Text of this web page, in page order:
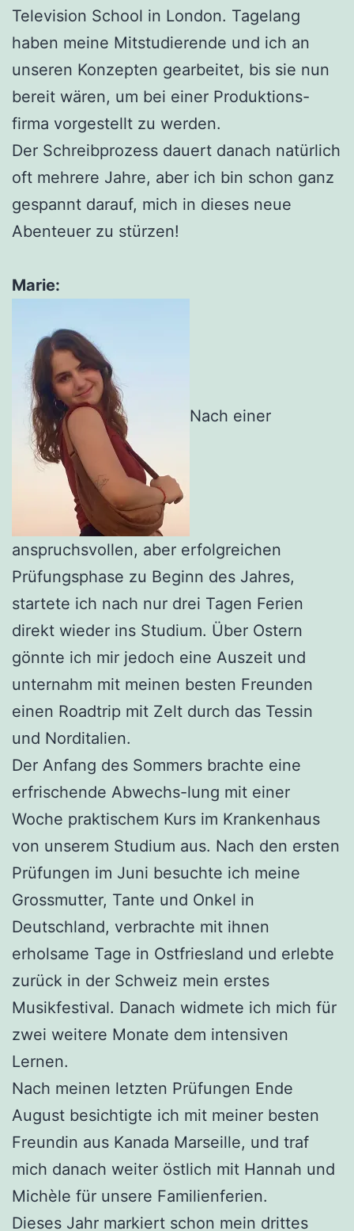
Television School in London. Tagelang
haben meine Mitstudierende und ich an
unseren Konzepten gearbeitet, bis sie nun
bereit wären, um bei einer Produktions-
firma vorgestellt zu werden.
Der Schreibprozess dauert danach natürlich
oft mehrere Jahre, aber ich bin schon ganz
gespannt darauf, mich in dieses neue
Abenteuer zu stürzen!
Marie:
Nach einer
anspruchsvollen, aber erfolgreichen
Prüfungsphase zu Beginn des Jahres,
startete ich nach nur drei Tagen Ferien
direkt wieder ins Studium. Über Ostern
gönnte ich mir jedoch eine Auszeit und
unternahm mit meinen besten Freunden
einen Roadtrip mit Zelt durch das Tessin
und Norditalien.
Der Anfang des Sommers brachte eine
erfrischende Abwechs-lung mit einer
Woche praktischem Kurs im Krankenhaus
von unserem Studium aus. Nach den ersten
Prüfungen im Juni besuchte ich meine
Grossmutter, Tante und Onkel in
Deutschland, verbrachte mit ihnen
erholsame Tage in Ostfriesland und erlebte
zurück in der Schweiz mein erstes
Musikfestival. Danach widmete ich mich für
zwei weitere Monate dem intensiven
Lernen.
Nach meinen letzten Prüfungen Ende
August besichtigte ich mit meiner besten
Freundin aus Kanada Marseille, und traf
mich danach weiter östlich mit Hannah und
Michèle für unsere Familienferien.
Dieses Jahr markiert schon mein drittes